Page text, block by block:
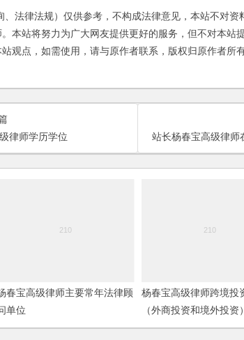
律法规）仅供参考，不构成法律意见，本站不对资
本站将努力为广大网友提供更好的服务，但不对本站
观点，如需使用，请与原作者联系，版权归原作者所有
律师学历学位
站长杨春宝高级律师在电
春宝高级律师主要常年法律顾
单位
杨春宝高级律师跨境投
（外商投资和境外投资
务范围